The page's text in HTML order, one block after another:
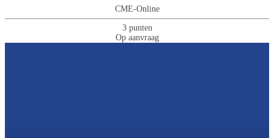
CME-Online
3 punten
Op aanvraag